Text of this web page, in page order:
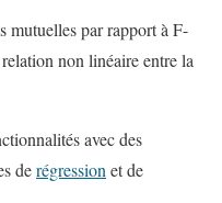
mutuelles par rapport à F-
non linéaire entre la
avec des
derégression et de